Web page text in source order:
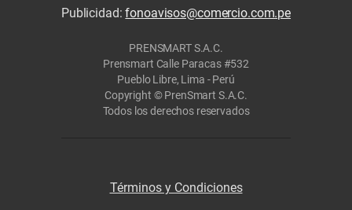
Publicidad:fonoavisos@comercio.com.pe
PRENSMART S.A.C.
Prensmart Calle Paracas #532
Pueblo Libre, Lima - Perú
Copyright © PrenSmart S.A.C.
Todos los derechos reservados
Términos y Condiciones